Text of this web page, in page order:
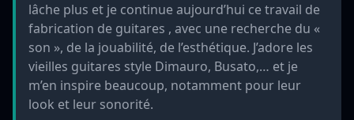
lâche plus et je continue aujourd’hui ce travail de
fabrication de guitares , avec une recherche du «
son », de la jouabilité, de l’esthétique. J’adore les
vieilles guitares style Dimauro, Busato,… et je
m’en inspire beaucoup, notamment pour leur
look et leur sonorité.